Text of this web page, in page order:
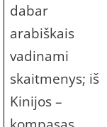
dabar
arabiškais
vadinami
skaitmenys; iš
Kinijos –